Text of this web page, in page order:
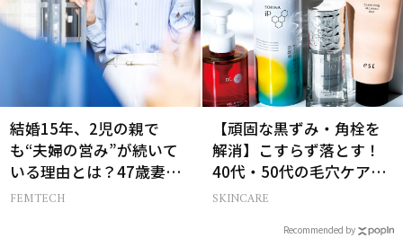
結婚15年、2児の親で
も“夫婦の営み”が続いて
いる理由とは？47歳妻が
実践する【レスにならな
FEMTECH
【頑固な黒ずみ・角栓を
解消】こすらず落とす！
40代・50代の毛穴ケア4
選
SKINCARE
Recommended by